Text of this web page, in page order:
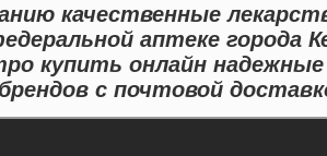
качественные
аптеке города
купить онлайн
с почтовой